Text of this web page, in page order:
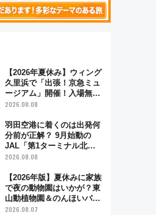
【2026年夏休み】ウィング
久里浜で「出張！京急ミュ
ージアム」開催！入場無料
でスタンプラリーや子ども
2026.08.08
羽田空港に着くのは出発何
分前が正解？ 9月始動の
JAL「第1ターミナル北側
サテライト」は徒歩1キロ
点まとめ
2026.08.08
【2026年版】夏休みに家族
で夜の動物園はいかが？東
山動植物園＆のんほいパー
ク「ナイトZOO」開催情報
2026.08.07